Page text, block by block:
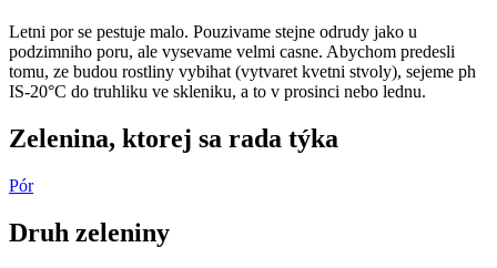
Letni por se pestuje malo. Pouzivame stejne odrudy jako u
podzimniho poru, ale vysevame velmi casne. Abychom predesli
tomu, ze budou rostliny vybihat (vytvaret kvetni stvoly), sejeme ph
IS-20°C do truhliku ve skleniku, a to v prosinci nebo lednu.
Zelenina, ktorej sa rada týka
Pór
Druh zeleniny